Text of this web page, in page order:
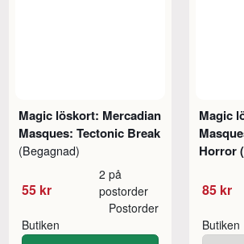
Magic löskort: Mercadian
Masques: Tectonic Break
(Begagnad)
55 kr
2 på
postorder
Butiken
Postorder
Magic
Horror
85 kr
Butiken